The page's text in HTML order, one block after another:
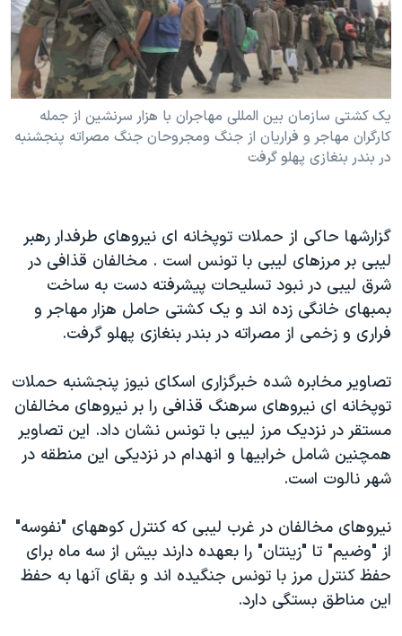
فرهنگ و زندگی
حقوق شهروندی
علم و فناوری
اسرائیل در جنگ
مستندها
انتخابات ریاست جمهوری آمریکا ۲۰۲۴
حمله جمهوری اسلامی به اسرائیل
رمز مهسا
ورزش زنان در ایران
تریبونال مردمی آبان ۹۸
دادگاه حمید نوری
چهل سال گروگان‌گیری
قانون شفافیت دارائی کادر رهبری ایران
اعتراضات مردمی آبان ۹۸
اسرائیل در جنگ
نرگس محمدی برنده جایزه نوبل صلح
همایش محافظه‌کاران آمریکا «سی‌پک»
سفر پرزیدنت ترامپ به چین
دنبال کنید
زبانهای مختلف
یک کشتی سازمان بین المللی مهاجران با هزار سرنشین از جمله
کارگران مهاجر و فراریان از جنگ ومجروحان جنگ مصراته پنجشنبه
در بندر بنغازی پهلو گرفت
گزارشها حاکی از حملات توپخانه ای نیروهای طرفدار رهبر
لیبی بر مرزهای لیبی با تونس است . مخالفان قذافی در
شرق لیبی در نبود تسلیحات پیشرفته دست به ساخت
بمبهای خانگی زده اند و یک کشتی حامل هزار مهاجر و
فراری و زخمی از مصراته در بندر بنغازی پهلو گرفت.
تصاویر مخابره شده خبرگزاری اسکای نیوز پنجشنبه حملات
توپخانه ای نیروهای سرهنگ قذافی را بر نیروهای مخالفان
مستقر در نزدیک مرز لیبی با تونس نشان داد. این تصاویر
همچنین شامل خرابیها و انهدام در نزدیکی این منطقه در
شهر نالوت است.
نیروهای مخالفان در غرب لیبی که کنترل کوههای "نفوسه"
از "وضیم" تا "زینتان" را بعهده دارند بیش از سه ماه برای
حفظ کنترل مرز با تونس جنگیده اند و بقای آنها به حفظ
این مناطق بستگی دارد.